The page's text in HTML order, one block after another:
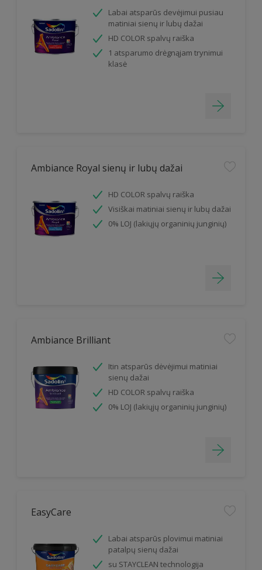
Labai atsparūs devėjimui pusiau
matiniai sienų ir lubų dažai
HD COLOR spalvų raiška
1 atsparumo drėgnąjam trynimui
klasė
Ambiance Royal sienų ir lubų dažai
HD COLOR spalvų raiška
Visiškai matiniai sienų ir lubų dažai
0% LOJ (lakiųjų organinių junginių)
Ambiance Brilliant
Itin atsparūs dėvėjimui matiniai
sienų dažai
HD COLOR spalvų raiška
0% LOJ (lakiųjų organinių junginių)
EasyCare
Labai atsparūs plovimui matiniai
patalpų sienų dažai
su STAYCLEAN technologija